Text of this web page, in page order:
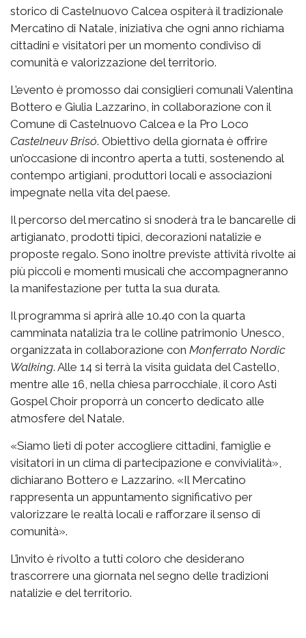
storico di Castelnuovo Calcea ospiterà il tradizionale
Mercatino di Natale, iniziativa che ogni anno richiama
cittadini e visitatori per un momento condiviso di
comunità e valorizzazione del territorio.
L’evento è promosso dai consiglieri comunali Valentina
Bottero e Giulia Lazzarino, in collaborazione con il
Comune di Castelnuovo Calcea e la Pro Loco
Castelneuv Brisó. Obiettivo della giornata è offrire
un’occasione di incontro aperta a tutti, sostenendo al
contempo artigiani, produttori locali e associazioni
impegnate nella vita del paese.
Il percorso del mercatino si snoderà tra le bancarelle di
artigianato, prodotti tipici, decorazioni natalizie e
proposte regalo. Sono inoltre previste attività rivolte ai
più piccoli e momenti musicali che accompagneranno
la manifestazione per tutta la sua durata.
Il programma si aprirà alle 10.40 con la quarta
camminata natalizia tra le colline patrimonio Unesco,
organizzata in collaborazione con Monferrato Nordic
Walking. Alle 14 si terrà la visita guidata del Castello,
mentre alle 16, nella chiesa parrocchiale, il coro Asti
Gospel Choir proporrà un concerto dedicato alle
atmosfere del Natale.
«Siamo lieti di poter accogliere cittadini, famiglie e
visitatori in un clima di partecipazione e convivialità»,
dichiarano Bottero e Lazzarino. «Il Mercatino
rappresenta un appuntamento significativo per
valorizzare le realtà locali e rafforzare il senso di
comunità».
L’invito è rivolto a tutti coloro che desiderano
trascorrere una giornata nel segno delle tradizioni
natalizie e del territorio.